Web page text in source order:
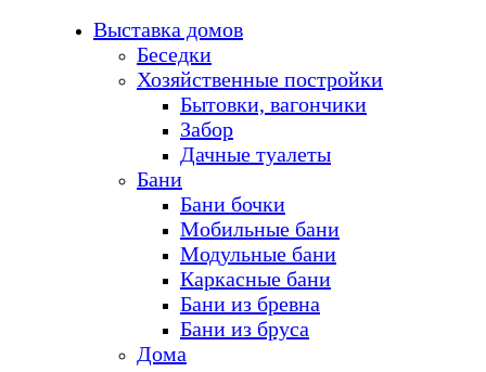
Выставка домов
Беседки
Хозяйственные постройки
Бытовки, вагончики
Забор
Дачные туалеты
Бани
Бани бочки
Мобильные бани
Модульные бани
Каркасные бани
Бани из бревна
Бани из бруса
Дома